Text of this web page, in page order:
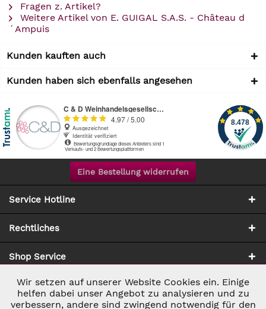
Fragen z. Artikel?
Weitere Artikel von E. GUIGAL S.A.S. - Château d
´Ampuis
Kunden kauften auch
Kunden haben sich ebenfalls angesehen
Eine Bestellung widerrufen
Service Hotline
Rechtliches
Shop Service
Zahlung & Versand
Notwendig Aktiv
Wir setzen auf unserer Website Cookies ein. Einige
helfen dabei unser Angebot zu analysieren und zu
verbessern, andere sind zwingend notwendig für den